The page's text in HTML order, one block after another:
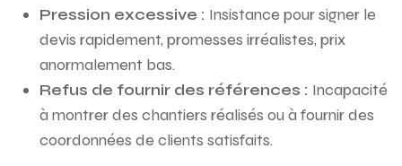
Pression excessive : Insistance pour signer le
devis rapidement, promesses irréalistes, prix
anormalement bas.
Refus de fournir des références : Incapacité
à montrer des chantiers réalisés ou à fournir des
coordonnées de clients satisfaits.